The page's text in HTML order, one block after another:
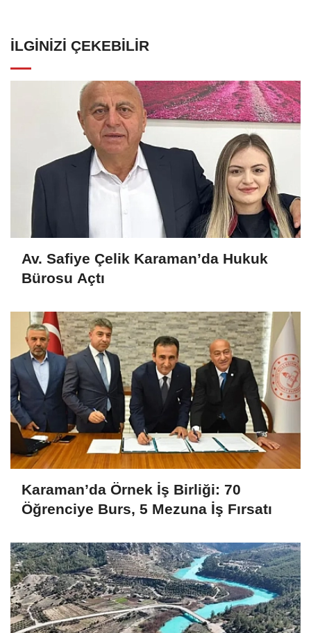
İLGINIZI ÇEKEBILIR
Av. Safiye Çelik Karaman’da Hukuk
Bürosu Açtı
Karaman’da Örnek İş Birliği: 70
Öğrenciye Burs, 5 Mezuna İş Fırsatı